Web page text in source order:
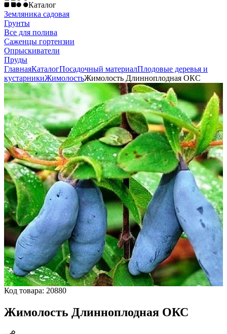
Каталог
Земляника садовая
Грунты
Все для полива
Саженцы гортензии
Опрыскиватели
Пруды
ГлавнаяКаталогПосадочный материалПлодовые деревья и
кустарникиЖимолостьЖимолость Длинноплодная ОКС
Код товара: 20880
Жимолость Длинноплодная ОКС